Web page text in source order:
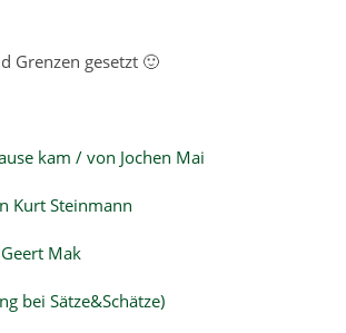
Grenzen gesetzt 🙂
kam / von Jochen Mai
Kurt Steinmann
Mak
bei Sätze&Schätze)